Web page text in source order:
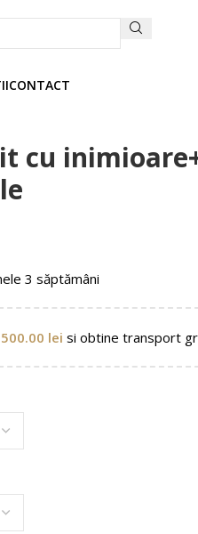
CONTACT
cu
3 săptămâni
500.00 lei si obtine transport